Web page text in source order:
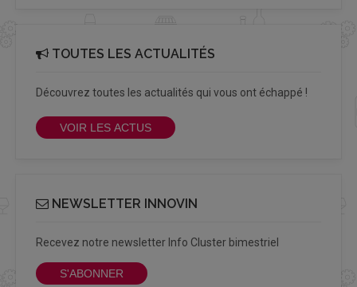
TOUTES LES ACTUALITÉS
Découvrez toutes les actualités qui vous ont échappé !
VOIR LES ACTUS
NEWSLETTER INNOVIN
Recevez notre newsletter Info Cluster bimestriel
S'ABONNER